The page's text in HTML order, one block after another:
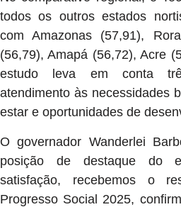
todos os outros estados
com Amazonas (57,91),
(56,79), Amapá (56,72), Acre
estudo leva em conta
atendimento às necessidades
estar e oportunidades de
O governador Wanderlei
posição de destaque do
satisfação, recebemos o
Progresso Social 2025,